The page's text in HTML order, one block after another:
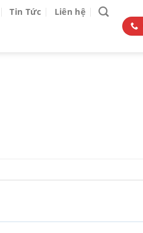
Tin Tức Liên hệ